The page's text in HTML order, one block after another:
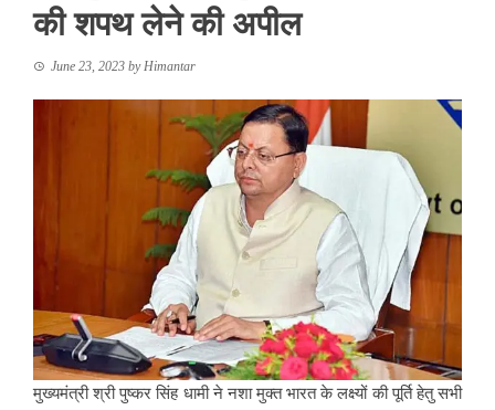
की शपथ लेने की अपील
June 23, 2023 byHimantar
मुख्यमंत्री श्री पुष्कर सिंह धामी ने नशा मुक्त भारत के लक्ष्यों की पूर्ति हेतु सभी